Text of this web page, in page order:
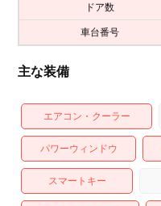
ドア数
車台番号
主な装備
エアコン・クーラー
パワーウィンドウ
スマートキー